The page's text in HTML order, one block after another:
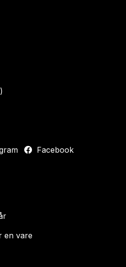
Facebook
en vare